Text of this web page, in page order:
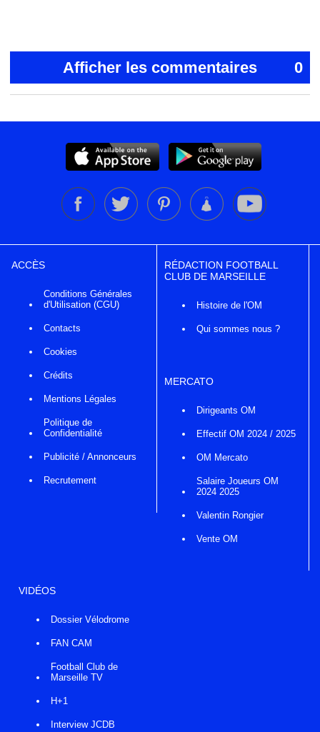
Afficher les commentaires 0
ACCÈS
Conditions Générales
d'Utilisation (CGU)
Contacts
Cookies
Crédits
Mentions Légales
Politique de
Confidentialité
Publicité / Annonceurs
Recrutement
RÉDACTION FOOTBALL
CLUB DE MARSEILLE
Histoire de l'OM
Qui sommes nous ?
MERCATO
Dirigeants OM
Effectif OM 2024 / 2025
OM Mercato
Salaire Joueurs OM
2024 2025
Valentin Rongier
Vente OM
VIDÉOS
Dossier Vélodrome
FAN CAM
Football Club de
Marseille TV
H+1
Interview JCDB